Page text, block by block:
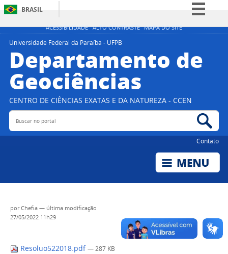
ACESSIBILIDADE ALTO CONTRASTE MAPA DO SITE
BRASIL
Simplifique!
Participe
Universidade Federal da Paraíba - UFPB
Departamento de
Geociências
CENTRO DE CIÊNCIAS EXATAS E DA NATUREZA - CCEN
Buscar no portal
Contato
porChefia — última modificação
27/05/2022 11h29
Resoluo522018.pdf — 287 KB